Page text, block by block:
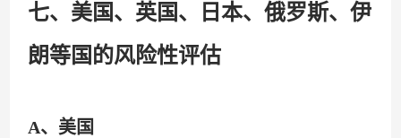
七、美国、英国、日本、俄罗斯、伊
朗等国的风险性评估
A、美国